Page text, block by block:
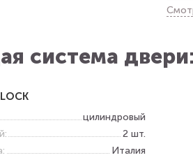
система
цилиндровый
2 шт.
Италия